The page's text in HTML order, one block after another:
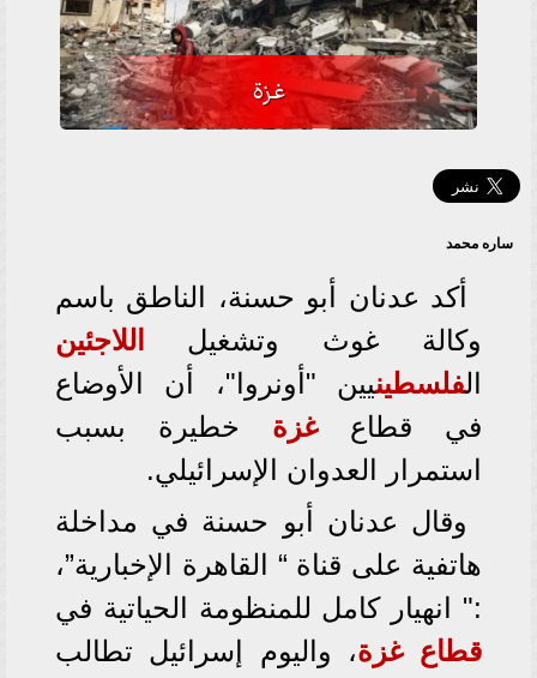
غزة
ساره محمد
أكد عدنان أبو حسنة، الناطق باسم
وكالة غوث وتشغيل
اللاجئين
الفلسطينيين "أونروا"، أن الأوضاع
في قطاعغزة خطيرة بسبب
استمرار العدوان الإسرائيلي.
وقال عدنان أبو حسنة في مداخلة
هاتفية على قناة “ القاهرة الإخبارية”،
:" انهيار كامل للمنظومة الحياتية في
قطاع غزة، واليوم إسرائيل تطالب